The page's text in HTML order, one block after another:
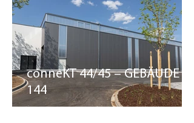
conneKT 44/45 – GEBÄUDE
144